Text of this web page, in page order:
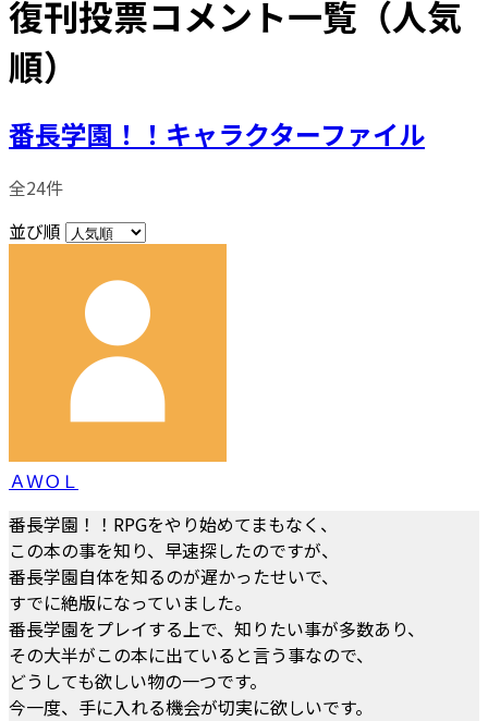
復刊投票コメント一覧（人気
順）
番長学園！！キャラクターファイル
全24件
並び順
ＡＷＯＬ
番長学園！！RPGをやり始めてまもなく、
この本の事を知り、早速探したのですが、
番長学園自体を知るのが遅かったせいで、
すでに絶版になっていました。
番長学園をプレイする上で、知りたい事が多数あり、
その大半がこの本に出ていると言う事なので、
どうしても欲しい物の一つです。
今一度、手に入れる機会が切実に欲しいです。